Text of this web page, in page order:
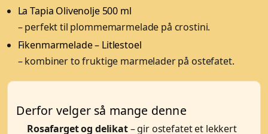
La Tapia Olivenolje 500 ml
– perfekt til plommemarmelade på crostini.
Fikenmarmelade – Litlestoel
– kombiner to fruktige marmelader på ostefatet.
Derfor velger så mange denne
Rosafarget og delikat– gir ostefatet et lekkert